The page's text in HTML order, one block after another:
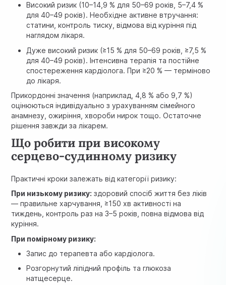
Високий ризик (10–14,9 % для 50–69 років, 5–7,4 %
для 40–49 років). Необхідне активне втручання:
статини, контроль тиску, відмова від куріння під
наглядом лікаря.
Дуже високий ризик (≥15 % для 50–69 років, ≥7,5 %
для 40–49 років). Інтенсивна терапія та постійне
спостереження кардіолога. При ≥20 % — терміново
до лікаря.
Прикордонні значення (наприклад, 4,8 % або 9,7 %)
оцінюються індивідуально з урахуванням сімейного
анамнезу, ожиріння, хвороби нирок тощо. Остаточне
рішення завжди за лікарем.
Що робити при високому
серцево-судинному ризику
Практичні кроки залежать від категорії ризику:
При низькому ризику: здоровий спосіб життя без ліків
— правильне харчування, ≥150 хв активності на
тиждень, контроль раз на 3–5 років, повна відмова від
куріння.
При помірному ризику:
Запис до терапевта абокардіолога.
Розгорнутий ліпідний профіль та глюкоза
натщесерце.